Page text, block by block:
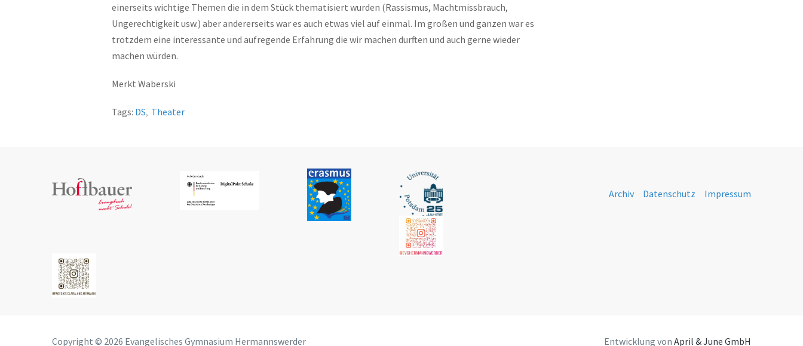
einerseits wichtige Themen die in dem Stück thematisiert wurden (Rassismus, Machtmissbrauch,
Ungerechtigkeit usw.) aber andererseits war es auch etwas viel auf einmal. Im großen und ganzen war es
trotzdem eine interessante und aufregende Erfahrung die wir machen durften und auch gerne wieder
machen würden.
Merkt Waberski
Tags: DS, Theater
Impressum
Datenschutz
Archiv
Copyright © 2026 Evangelisches Gymnasium Hermannswerder Entwicklung von April & June GmbH